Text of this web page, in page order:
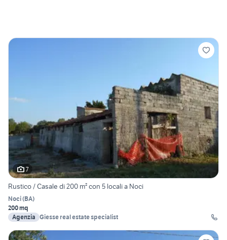
7
Rustico / Casale di 200 m² con 5 locali a Noci
Noci(BA)
200 mq
Agenzia Giesse real estate specialist